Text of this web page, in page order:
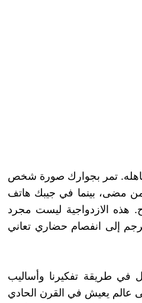
تمر بجوارك صورة شخص
مضى، بينما في جيبك هاتف
هذه الازدواجية ليست مجرد
إلى انفصام حضاري تعاني
في طريقة تفكيرنا وأساليب
عالم يعيش في القرن الحادي